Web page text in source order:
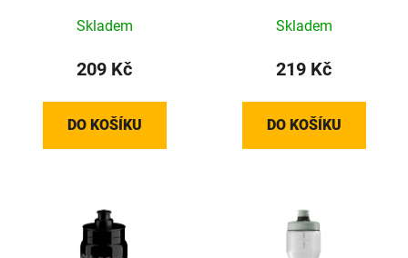
Skladem
209 Kč
DO KOŠÍKU
Skladem
219 Kč
DO KOŠÍKU